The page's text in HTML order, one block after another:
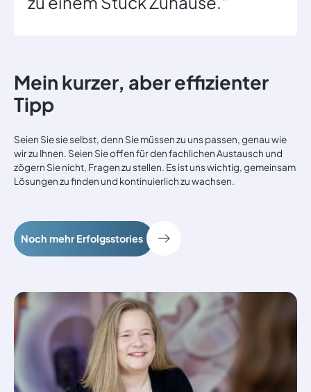
Mein kurzer, aber effizienter
Tipp
Seien Sie sie selbst, denn Sie müssen zu uns passen, genau wie
wir zu Ihnen. Seien Sie offen fürden fachlichen Austausch und
zögern Sie nicht, Fragen zu stellen. Es ist uns wichtig, gemeinsam
Lösungen zu finden und kontinuierlich zuwachsen.
Noch mehr Erfolgsstories